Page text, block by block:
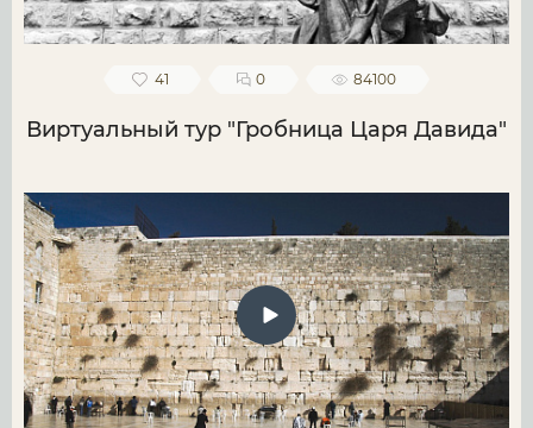
41 0 84100
Виртуальный тур "Гробница Царя Давида"